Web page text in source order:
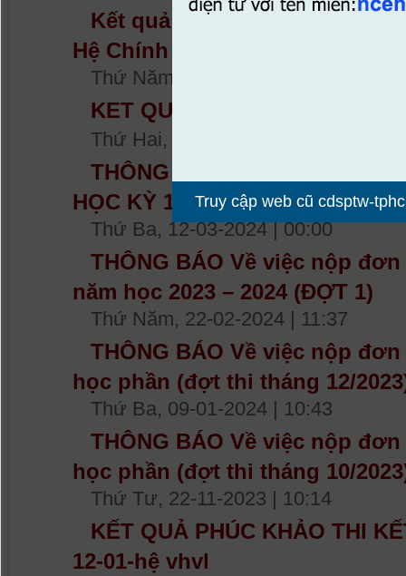
Kết quả phúc khảo thi học kỳ
Hệ Chính Quy
Thứ Năm, 28-03-2024 | 16:09
KET QUA PHUC KHAO HKI
Thứ Hai, 18-03-2024 | 09:22
THÔNG BÁO VỀ VIỆC NỘP
HỌC KỲ 1, NĂM HỌC 2023 –
Thứ Ba, 12-03-2024 | 00:00
THÔNG BÁO Về việc nộp
năm học 2023 – 2024 (ĐỢT 1)
Thứ Năm, 22-02-2024 | 11:37
THÔNG BÁO Về việc nộp
học phần (đợt thi tháng 12/
Thứ Ba, 09-01-2024 | 10:43
THÔNG BÁO Về việc nộp
học phần (đợt thi tháng 10/
Thứ Tư, 22-11-2023 | 10:14
KẾT QUẢ PHÚC KHẢO THI
12-01-hệ vhvl
Truy cập web cũ cdsptw-